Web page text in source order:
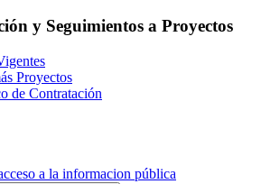
y Seguimientos a Proyectos
Proyectos
de Contratación
a la informacion pública